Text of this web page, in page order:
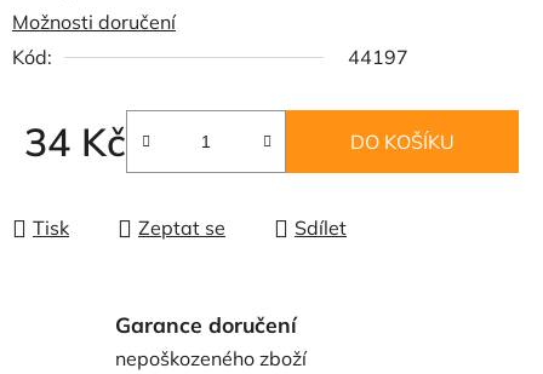
Možnosti doručení
Kód:
44197
34 Kč
Měrná cena:
DO KOŠÍKU
Tisk Zeptat se Sdílet
Garance doručení
nepoškozeného zboží